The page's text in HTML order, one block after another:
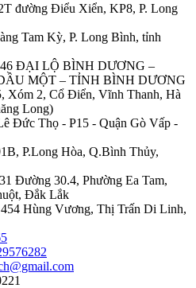
đường Điểu Xiển, KP8, P. Long
Tam Kỳ, P. Long Bình, tỉnh
ĐẠI LỘ BÌNH DƯƠNG –
MỘT – TỈNH BÌNH DƯƠNG
Xóm 2, Cổ Điển, Vĩnh Thanh, Hà
Long)
Đức Thọ - P15 - Quận Gò Vấp -
P.Long Hòa, Q.Bình Thủy,
Đường 30.4, Phường Ea Tam,
Đắk Lắk
Hùng Vương, Thị Trấn Di Linh,